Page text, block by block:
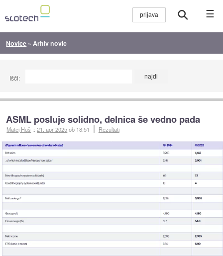
☰
Novice » Arhiv novic
Išči:
ASML posluje solidno, delnica še vedno pada
Matej Huš ::21. apr 2025ob 18:51 Rezultati